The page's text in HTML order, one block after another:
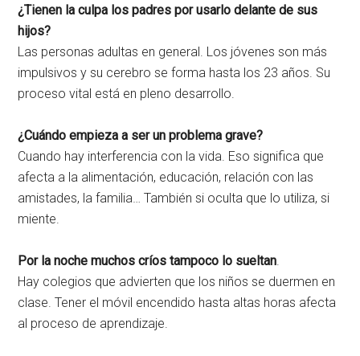
¿Tienen la culpa los padres por usarlo delante de sus
hijos?
Las personas adultas en general. Los jóvenes son más
impulsivos y su cerebro se forma hasta los 23 años. Su
proceso vital está en pleno desarrollo.
¿Cuándo empieza a ser un problema grave?
Cuando hay interferencia con la vida. Eso significa que
afecta a la alimentación, educación, relación con las
amistades, la familia… También si oculta que lo utiliza, si
miente.
Por la noche muchos críos tampoco lo sueltan
Hay colegios que advierten que los niños se duermen en
clase. Tener el móvil encendido hasta altas horas afecta
al proceso de aprendizaje.